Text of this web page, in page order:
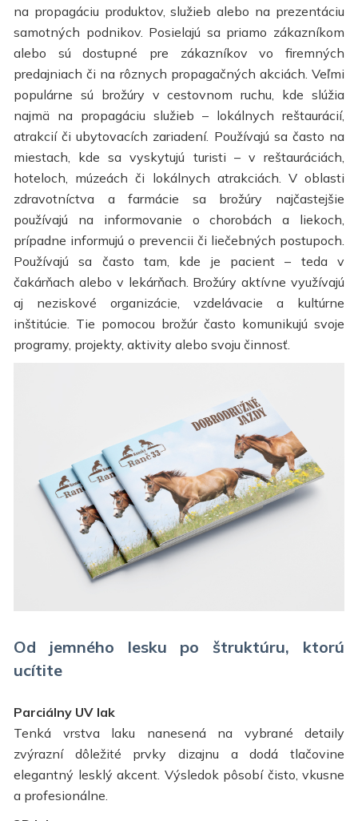
na propagáciu produktov, služieb alebo na prezentáciu
samotných podnikov. Posielajú sa priamo zákazníkom
alebo sú dostupné pre zákazníkov vo firemných
predajniach či na rôznych propagačných akciách. Veľmi
populárne sú brožúry v cestovnom ruchu, kde slúžia
najmä na propagáciu služieb – lokálnych reštaurácií,
atrakcií či ubytovacích zariadení. Používajú sa často na
miestach, kde sa vyskytujú turisti – v reštauráciách,
hoteloch, múzeách či lokálnych atrakciách. V oblasti
zdravotníctva a farmácie sa brožúry najčastejšie
používajú na informovanie o chorobách a liekoch,
prípadne informujú o prevencii či liečebných postupoch.
Používajú sa často tam, kde je pacient – teda v
čakárňach alebo v lekárňach. Brožúry aktívne využívajú
aj neziskové organizácie, vzdelávacie a kultúrne
inštitúcie. Tie pomocou brožúr často komunikujú svoje
programy, projekty, aktivity alebo svoju činnosť.
Od jemného lesku po štruktúru, ktorú
ucítite
Parciálny UV lak
Tenká vrstva laku nanesená na vybrané detaily
zvýrazní dôležité prvky dizajnu a dodá tlačovine
elegantný lesklý akcent. Výsledok pôsobí čisto, vkusne
a profesionálne.